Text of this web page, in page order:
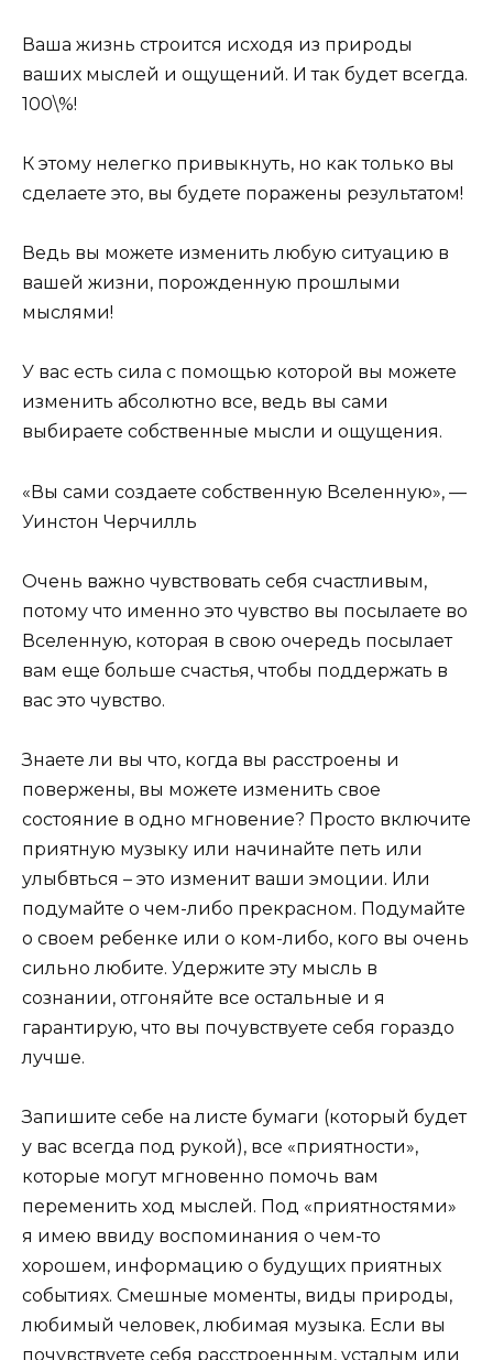
Ваша жизнь строится исходя из природы
ваших мыслей и ощущений. И так будет всегда.
100\%!
К этому нелегко привыкнуть, но как только вы
сделаете это, вы будете поражены результатом!
Ведь вы можете изменить любую ситуацию в
вашей жизни, порожденную прошлыми
мыслями!
У вас есть сила с помощью которой вы можете
изменить абсолютно все, ведь вы сами
выбираете собственные мысли и ощущения.
«Вы сами создаете собственную Вселенную», —
Уинстон Черчилль
Очень важно чувствовать себя счастливым,
потому что именно это чувство вы посылаете во
Вселенную, которая в свою очередь посылает
вам еще больше счастья, чтобы поддержать в
вас это чувство.
Знаете ли вы что, когда вы расстроены и
повержены, вы можете изменить свое
состояние в одно мгновение? Просто включите
приятную музыку или начинайте петь или
улыбвться – это изменит ваши эмоции. Или
подумайте о чем-либо прекрасном. Подумайте
о своем ребенке или о ком-либо, кого вы очень
сильно любите. Удержите эту мысль в
сознании, отгоняйте все остальные и я
гарантирую, что вы почувствуете себя гораздо
лучше.
Запишите себе на листе бумаги (который будет
у вас всегда под рукой), все «приятности»,
которые могут мгновенно помочь вам
переменить ход мыслей. Под «приятностями»
я имею ввиду воспоминания о чем-то
хорошем, информацию о будущих приятных
событиях. Смешные моменты, виды природы,
любимый человек, любимая музыка. Если вы
почувствуете себя расстроенным, усталым или